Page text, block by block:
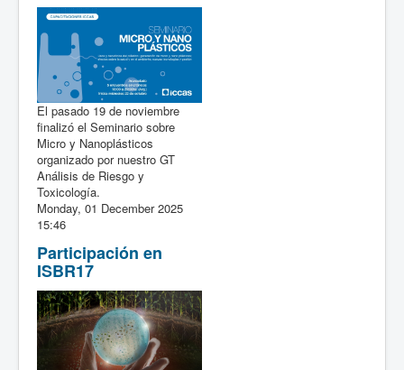
El pasado 19 de noviembre
finalizó el Seminario sobre
Micro y Nanoplásticos
organizado por nuestro GT
Análisis de Riesgo y
Toxicología.
Monday, 01 December 2025
15:46
Participación en
ISBR17